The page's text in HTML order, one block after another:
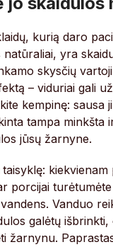
kurią daro
natūraliai, yra
skysčių
– viduriai gali
kempinę: sausa
tampa minkšta
jūsų žarnyne.
kiekvienam
porcijai
Vanduo
galėtų
žarnynu.